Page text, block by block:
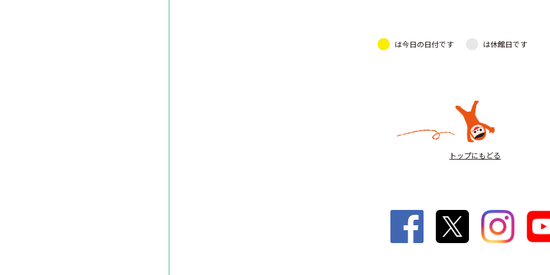
は今日の日付です は休館日です
トップにもどる